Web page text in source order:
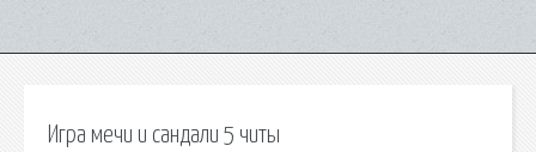
Игра мечи и сандали 5 читы